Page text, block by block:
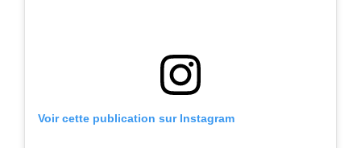
Voir cette publication sur Instagram